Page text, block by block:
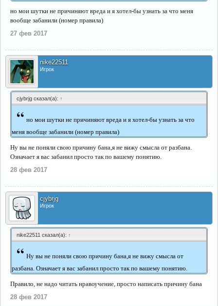
но мои шутки не причиняют вреда и я хотел-бы узнать за что меня
вообще забанили (номер правила)
27 фев 2017
nike22511
Игрок
cjybrjg сказал(а): ↑
“ но мои шутки не причиняют вреда и я хотел-бы узнать за что
меня вообще забанили (номер правила)
Ну вы не поняли свою причину бана,я не вижу смысла от разбана.
Означает я вас забанил просто так по вашему понятию.
28 фев 2017
cjybrjg
Игрок
nike22511 сказал(а): ↑
“ Ну вы не поняли свою причину бана,я не вижу смысла от
разбана. Означает я вас забанил просто так по вашему понятию.
Правило, не надо читать нравоучение, просто написать причину бана
28 фев 2017